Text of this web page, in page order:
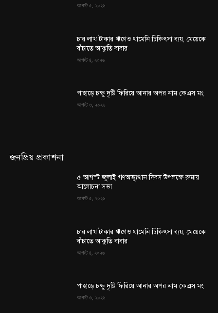
আগস্ট ৫, ২০২৬
চার লাখ টাকার ঋণেও থামেনি চিকিৎসা ব্যয়, মেয়েকে
বাঁচাতে আকুতি বাবার
আগস্ট ৪, ২০২৬
পাহাড়ে চক্ষু দৃষ্টি ফিরিয়ে আনার অপর নাম কেএস মং
আগস্ট ৩, ২০২৬
জনপ্রিয় প্রকাশনা
৫ আগস্ট জুলাই গণঅভ্যুত্থান দিবস উপলক্ষে রুমায়
আলোচনা সভা
আগস্ট ৫, ২০২৬
চার লাখ টাকার ঋণেও থামেনি চিকিৎসা ব্যয়, মেয়েকে
বাঁচাতে আকুতি বাবার
আগস্ট ৪, ২০২৬
পাহাড়ে চক্ষু দৃষ্টি ফিরিয়ে আনার অপর নাম কেএস মং
আগস্ট ৩, ২০২৬